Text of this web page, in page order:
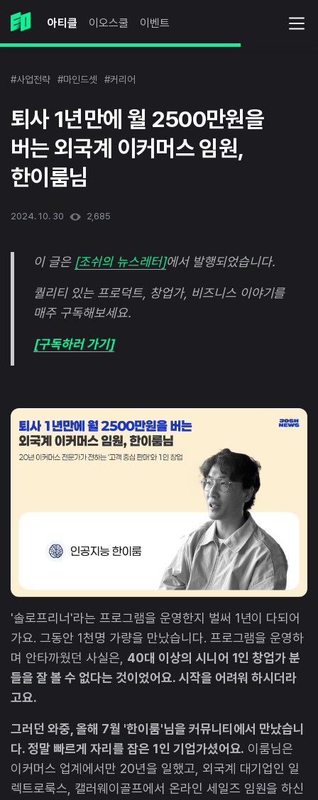
아티클 이오스쿨 이벤트
#사업전략 #마인드셋 #커리어
퇴사 1년만에 월 2500만원을
버는 외국계 이커머스 임원,
한이룸님
2024. 10. 30 2,685
이 글은 [조쉬의 뉴스레터]에서 발행되었습니다.
퀄리티 있는 프로덕트, 창업가, 비즈니스 이야기를
매주 구독해보세요.
[구독하러 가기]
'솔로프리너'라는 프로그램을 운영한지 벌써 1년이 다되어
가요. 그동안 1천명 가량을 만났습니다. 프로그램을 운영하
며 안타까웠던 사실은, 40대 이상의 시니어 1인 창업가 분
들을 잘 볼 수 없다는 것이었어요. 시작을 어려워 하시더라
고요.
그러던 와중, 올해 7월 '한이룸'님을 커뮤니티에서 만났습니
다. 정말 빠르게 자리를 잡은 1인 기업가셨어요. 이룸님은
이커머스 업계에서만 20년을 일했고, 외국계 대기업인 일
렉트로룩스, 캘러웨이골프에서 온라인 세일즈 임원을 하신